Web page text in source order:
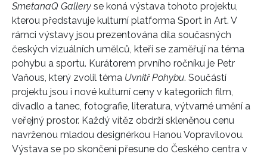
SmetanaQ Gallery se koná výstava tohoto projektu,
kterou představuje kulturní platforma Sport in Art. V
rámci výstavy jsou prezentována díla současných
českých vizuálních umělců, kteří se zaměřují na téma
pohybu a sportu. Kurátorem prvního ročníku je Petr
Vaňous, který zvolil téma Uvnitř Pohybu. Součástí
projektu jsou i nové kulturní ceny v kategoriích film,
divadlo a tanec, fotografie, literatura, výtvarné umění a
veřejný prostor. Každý vítěz obdrží skleněnou cenu
navrženou mladou designérkou Hanou Vopravilovou.
Výstava se po skončení přesune do Českého centra v